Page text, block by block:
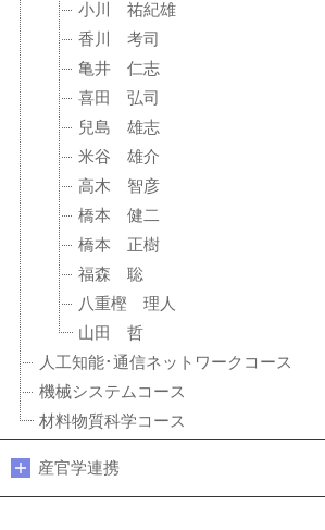
小川 祐紀雄
香川 考司
亀井 仁志
喜田 弘司
兒島 雄志
米谷 雄介
高木 智彦
橋本 健二
橋本 正樹
福森 聡
八重樫 理人
山田 哲
人工知能･通信ネットワークコース
機械システムコース
材料物質科学コース
産官学連携